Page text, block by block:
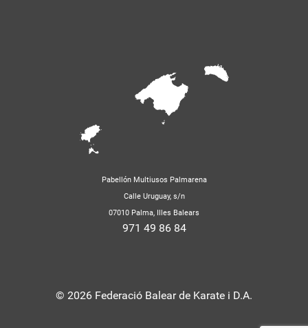
Pabellón Multiusos Palmarena
Calle Uruguay, s/n
07010 Palma, Illes Balears
971 49 86 84
© 2026 Federació Balear de Karate i D.A.